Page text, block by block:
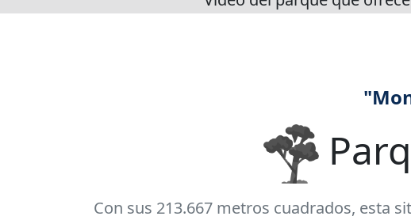
Con sus 213.667 metros cuadrados, esta